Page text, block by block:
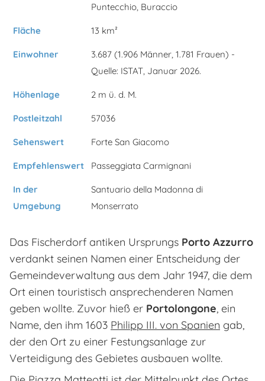
Puntecchio, Buraccio
Fläche 13 km²
Einwohner
3.687 (1.906 Männer, 1.781 Frauen) -
Quelle: ISTAT, Januar 2026.
Höhenlage 2 m ü. d. M.
Postleitzahl 57036
Sehenswert Forte San Giacomo
Empfehlenswert Passeggiata Carmignani
In der
Umgebung
Santuario della Madonna di
Monserrato
Das Fischerdorf antiken Ursprungs Porto Azzurro
verdankt seinen Namen einer Entscheidung der
Gemeindeverwaltung aus dem Jahr 1947, die dem
Ort einen touristisch ansprechenderen Namen
geben wollte. Zuvor hieß er Portolongone , ein
Name, den ihm 1603 Philipp III. von Spanien gab,
der den Ort zu einer Festungsanlage zur
Verteidigung des Gebietes ausbauen wollte.